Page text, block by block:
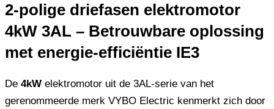
2-polige driefasen elektromotor
4kW 3AL – Betrouwbare oplossing
met energie-efficiëntie IE3
De 4kW elektromotor uit de 3AL-serie van het
gerenommeerde merk VYBO Electric kenmerkt zich door